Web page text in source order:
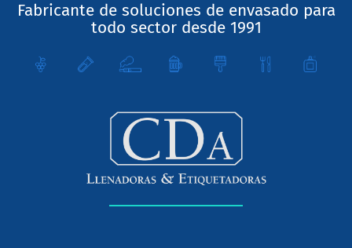
Fabricante de soluciones de envasado para
todo sector desde 1991